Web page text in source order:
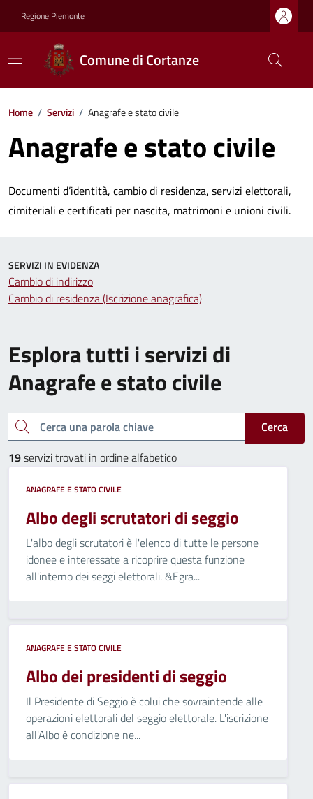
Regione Piemonte
Comune di Cortanze
Home / Servizi / Anagrafe e stato civile
Anagrafe e stato civile
Documenti d’identità, cambio di residenza, servizi elettorali,
cimiteriali e certificati per nascita, matrimoni e unioni civili.
Esplora tutti i servizi di
Anagrafe e stato civile
Cerca una parola chiave
Cerca
19servizi trovati in ordine alfabetico
ANAGRAFE E STATO CIVILE
Albo degli scrutatori di seggio
L'albo degli scrutatori è l'elenco di tutte le persone
idonee e interessate a ricoprire questa funzione
all'interno dei seggi elettorali. &Egra...
ANAGRAFE E STATO CIVILE
Albo dei presidenti di seggio
Il Presidente di Seggio è colui che sovraintende alle
operazioni elettorali del seggio elettorale. L'iscrizione
all'Albo è condizione ne...
SERVIZI IN EVIDENZA
Cambio di indirizzo
Cambio di residenza (Iscrizione anagrafica)